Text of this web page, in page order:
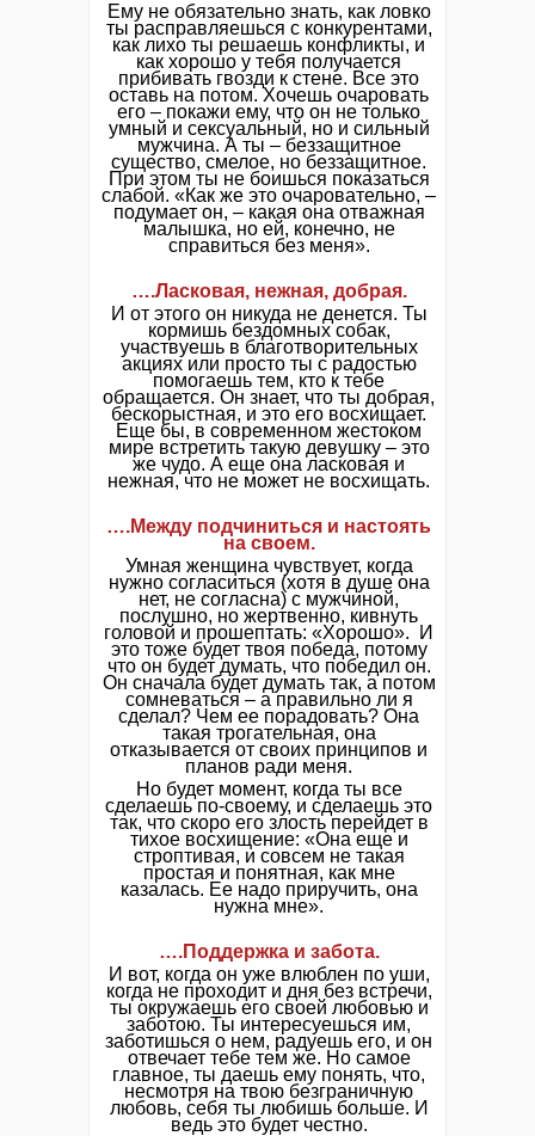
Ему не обязательно знать, как ловко
ты расправляешься с конкурентами,
как лихо ты решаешь конфликты, и
как хорошо у тебя получается
прибивать гвозди к стене. Все это
оставь на потом. Хочешь очаровать
его – покажи ему, что он не только
умный и сексуальный, но и сильный
мужчина. А ты – беззащитное
существо, смелое, но беззащитное.
При этом ты не боишься показаться
слабой. «Как же это очаровательно, –
подумает он, – какая она отважная
малышка, но ей, конечно, не
справиться без меня».
….Ласковая, нежная, добрая.
И от этого он никуда не денется. Ты
кормишь бездомных собак,
участвуешь в благотворительных
акциях или просто ты с радостью
помогаешь тем, кто к тебе
обращается. Он знает, что ты добрая,
бескорыстная, и это его восхищает.
Еще бы, в современном жестоком
мире встретить такую девушку – это
же чудо. А еще она ласковая и
нежная, что не может не восхищать.
….Между подчиниться и настоять
на своем.
Умная женщина чувствует, когда
нужно согласиться (хотя в душе она
нет, не согласна) с мужчиной,
послушно, но жертвенно, кивнуть
головой и прошептать: «Хорошо». И
это тоже будет твоя победа, потому
что он будет думать, что победил он.
Он сначала будет думать так, а потом
сомневаться – а правильно ли я
сделал? Чем ее порадовать? Она
такая трогательная, она
отказывается от своих принципов и
планов ради меня.
Но будет момент, когда ты все
сделаешь по-своему, и сделаешь это
так, что скоро его злость перейдет в
тихое восхищение: «Она еще и
строптивая, и совсем не такая
простая и понятная, как мне
казалась. Ее надо приручить, она
нужна мне».
….Поддержка и забота.
И вот, когда он уже влюблен по уши,
когда не проходит и дня без встречи,
ты окружаешь его своей любовью и
заботою. Ты интересуешься им,
заботишься о нем, радуешь его, и он
отвечает тебе тем же. Но самое
главное, ты даешь ему понять, что,
несмотря на твою безграничную
любовь, себя ты любишь больше. И
ведь это будет честно.